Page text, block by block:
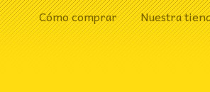
Cómo comprar Nuestra